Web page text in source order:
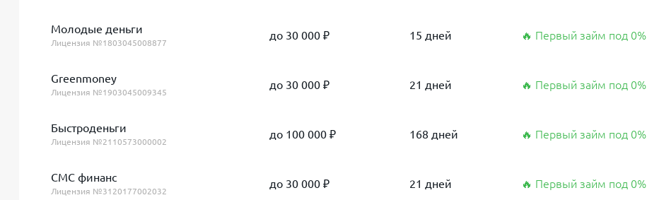
Молодые деньги
Лицензия №1803045008877
до 30 000 ₽ 15 дней 🔥 Первый займ под 0%
Greenmoney
Лицензия №1903045009345
до 30 000 ₽ 21 дней 🔥 Первый займ под 0%
Быстроденьги
Лицензия №2110573000002
до 100 000 ₽ 168 дней 🔥 Первый займ под 0%
СМС финанс
Лицензия №3120177002032
до 30 000 ₽ 21 дней 🔥 Первый займ под 0%